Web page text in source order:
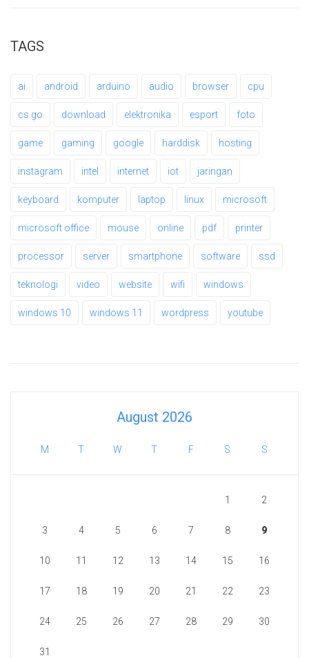
TAGS
ai android arduino audio browser cpu
cs go download elektronika esport foto
game gaming google harddisk hosting
instagram intel internet iot jaringan
keyboard komputer laptop linux microsoft
microsoft office mouse online pdf printer
processor server smartphone software ssd
teknologi video website wifi windows
windows 10 windows 11 wordpress youtube
August 2026
M T W T F S S
1 2
3 4 5 6 7 8 9
10 11 12 13 14 15 16
17 18 19 20 21 22 23
24 25 26 27 28 29 30
31